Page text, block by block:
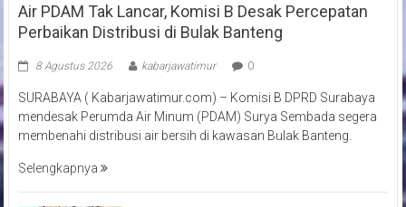
Air PDAM Tak Lancar, Komisi B Desak Percepatan
Perbaikan Distribusi di Bulak Banteng
8 Agustus 2026 kabarjawatimur 0
SURABAYA ( Kabarjawatimur.com) – Komisi B DPRD Surabaya
mendesak Perumda Air Minum (PDAM) Surya Sembada segera
membenahi distribusi air bersih di kawasan Bulak Banteng.
Selengkapnya